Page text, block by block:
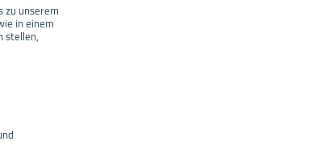
zu unserem
in einem
stellen,